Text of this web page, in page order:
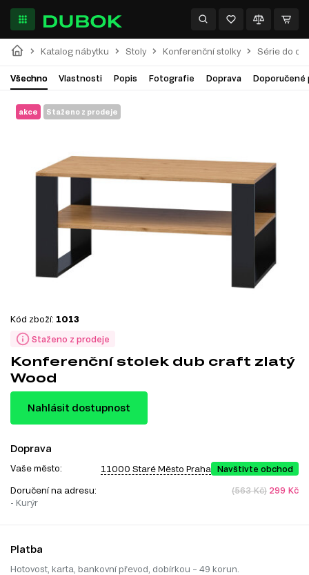
Katalog nábytku Stoly Konferenční stolky Série do
Všechno Vlastnosti Popis Fotografie Doprava Doporučené
akce Staženo z prodeje
Staženo z prodeje
Kód zboží: 1013
Konferenční stolek dub craft zlatý
Wood
Nahlásit dostupnost
Doprava
Vaše město: 11000 Staré Město Praha Navštivte obchod
Doručení na adresu:
- Kurýr
(563 Kč) 299 Kč
Platba
Hotovost, karta, bankovní převod, dobírkou – 49 korun.